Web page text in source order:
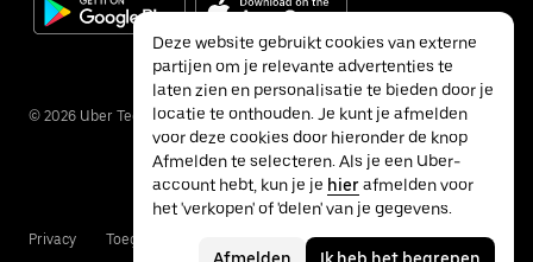
© 2026 Uber Technologies Inc.
Privacy Toegankelijkheid Voorwaarden
Deze website gebruikt cookies van externe
partijen om je relevante advertenties te
laten zien en personalisatie te bieden door je
locatie te onthouden. Je kunt je afmelden
voor deze cookies door hieronder de knop
Afmelden te selecteren. Als je een Uber-
account hebt, kun je je hierafmelden voor
het 'verkopen' of 'delen' van je gegevens.